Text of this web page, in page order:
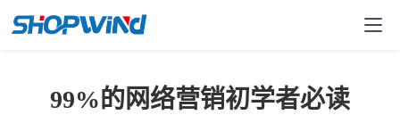
99%的网络营销初学者必读